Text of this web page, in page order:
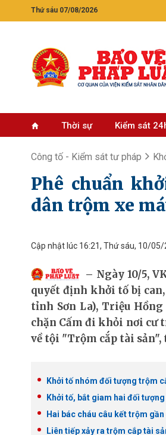
Thứ sáu 07/08/2026
Thời sự Kiểm sát
Công tố - Kiểm sát tư pháp
Phê chuẩn
dân trộm xe
Cập nhật lúc 16:21, Thứ sáu, 10/
Ngày 10/5,
quyết định khởi tố bị
tỉnh Sơn La), Triệu
chặn Cấm đi khỏi nơi cư
về tội "Trộm cắp tài sản",
Khởi tố nhóm đối tượng trộm
Khởi tố, bắt giam hai đối
Hai bác cháu câu kết trộm
Liên tiếp xảy ra trộm cắp tài